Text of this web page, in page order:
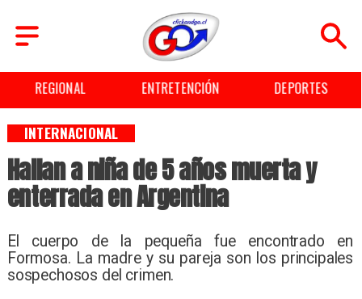
REGIONAL ENTRETENCIÓN DEPORTES
Hallan a niña de 5 años muerta y
enterrada en Argentina
El cuerpo de la pequeña fue encontrado en
Formosa. La madre y su pareja son los principales
sospechosos del crimen.
INTERNACIONAL